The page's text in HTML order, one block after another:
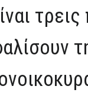
τρεις